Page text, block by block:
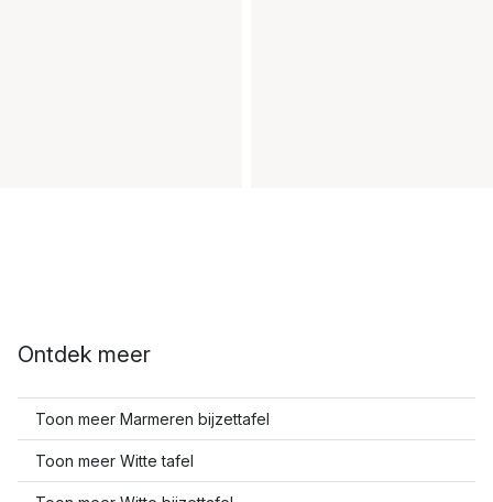
Ontdek meer
Toon meer Marmeren bijzettafel
Toon meer Witte tafel